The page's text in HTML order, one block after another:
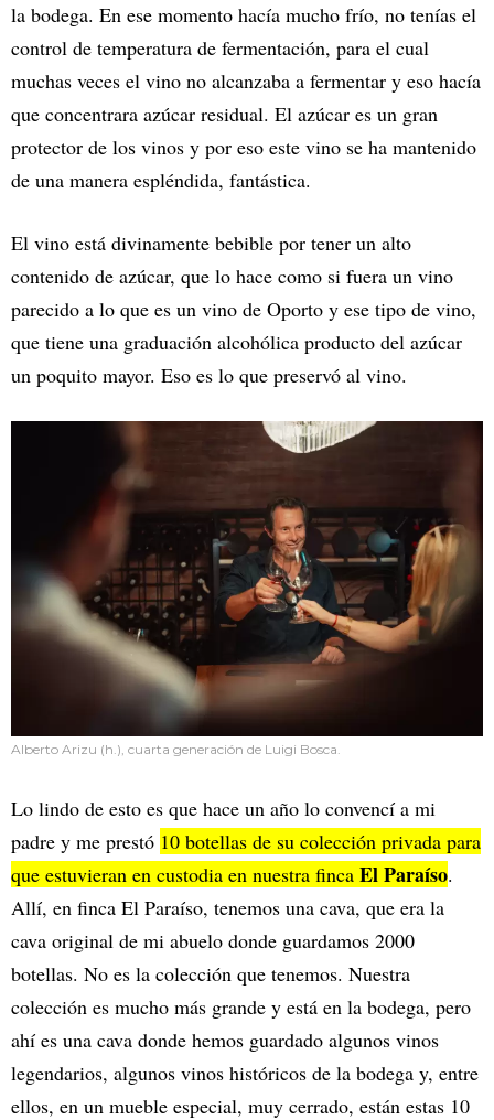
la bodega. En ese momento hacía mucho frío, no tenías el
control de temperatura de fermentación, para el cual
muchas veces el vino no alcanzaba a fermentar y eso hacía
que concentrara azúcar residual. El azúcar es un gran
protector de los vinos y por eso este vino se ha mantenido
de una manera espléndida, fantástica.
El vino está divinamente bebible por tener un alto
contenido de azúcar, que lo hace como si fuera un vino
parecido a lo que es un vino de Oporto y ese tipo de vino,
que tiene una graduación alcohólica producto del azúcar
un poquito mayor. Eso es lo que preservó al vino.
Alberto Arizu (h.), cuarta generación de Luigi Bosca.
Lo lindo de esto es que hace un año lo convencí a mi
padre y me prestó 10 botellas de su colección privada para
que estuvieran en custodia en nuestra finca El Paraíso.
Allí, en finca El Paraíso, tenemos una cava, que era la
cava original de mi abuelo donde guardamos 2000
botellas. No es la colección que tenemos. Nuestra
colección es mucho más grande y está en la bodega, pero
ahí es una cava donde hemos guardado algunos vinos
legendarios, algunos vinos históricos de la bodega y, entre
ellos, en un mueble especial, muy cerrado, están estas 10